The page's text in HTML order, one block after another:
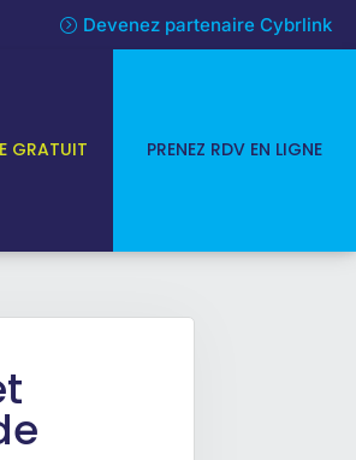
Devenez partenaire Cybrlink
GRATUIT PRENEZ RDV EN LIGNE